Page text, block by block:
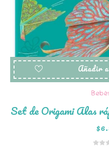
Añadir
Set de Origami Alas
$